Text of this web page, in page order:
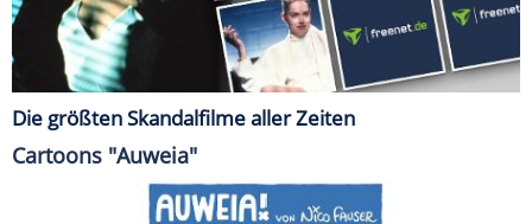
Die größten Skandalfilme aller Zeiten
Cartoons "Auweia"